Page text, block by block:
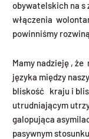
obywatelskich na s
włączenia
powinniśmy
Mamy nadzieję ,
języka między
bliskość kraju i
utrudniającym
galopująca
pasywnym